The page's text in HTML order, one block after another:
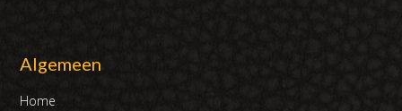
Algemeen
Home